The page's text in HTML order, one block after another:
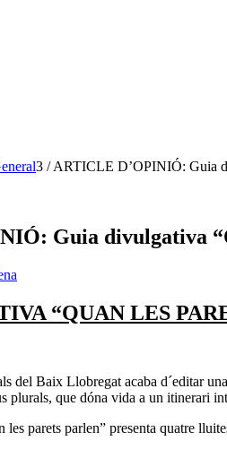
3 / ARTICLE D’OPINIÓ: Guia
Guia divulgativa
“QUAN LES
del Baix Llobregat acaba d´editar
plurals, que dóna vida a un itinerari
les parets parlen” presenta quatre